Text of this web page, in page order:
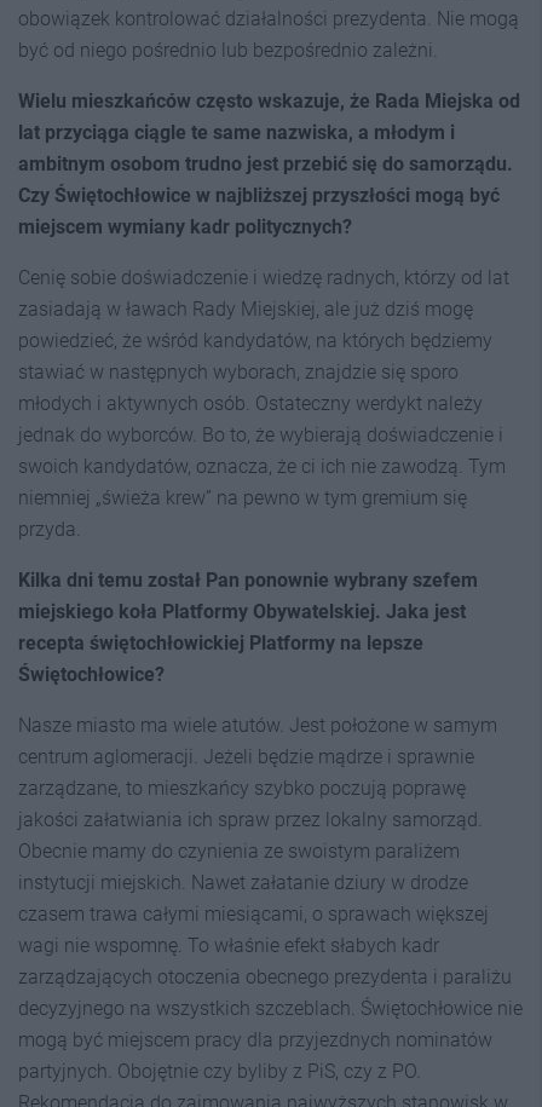
obowiązek kontrolować działalności prezydenta. Nie mogą
być od niego pośrednio lub bezpośrednio zależni.
Wielu mieszkańców często wskazuje, że Rada Miejska od
lat przyciąga ciągle te same nazwiska, a młodym i
ambitnym osobom trudno jest przebić się do samorządu.
Czy Świętochłowice w najbliższej przyszłości mogą być
miejscem wymiany kadr politycznych?
Cenię sobie doświadczenie i wiedzę radnych, którzy od lat
zasiadają w ławach Rady Miejskiej, ale już dziś mogę
powiedzieć, że wśród kandydatów, na których będziemy
stawiać w następnych wyborach, znajdzie się sporo
młodych i aktywnych osób. Ostateczny werdykt należy
jednak do wyborców. Bo to, że wybierają doświadczenie i
swoich kandydatów, oznacza, że ci ich nie zawodzą. Tym
niemniej „świeża krew” na pewno w tym gremium się
przyda.
Kilka dni temu został Pan ponownie wybrany szefem
miejskiego koła Platformy Obywatelskiej. Jaka jest
recepta świętochłowickiej Platformy na lepsze
Świętochłowice?
Nasze miasto ma wiele atutów. Jest położone w samym
centrum aglomeracji. Jeżeli będzie mądrze i sprawnie
zarządzane, to mieszkańcy szybko poczują poprawę
jakości załatwiania ich spraw przez lokalny samorząd.
Obecnie mamy do czynienia ze swoistym paraliżem
instytucji miejskich. Nawet załatanie dziury w drodze
czasem trawa całymi miesiącami, o sprawach większej
wagi nie wspomnę. To właśnie efekt słabych kadr
zarządzających otoczenia obecnego prezydenta i paraliżu
decyzyjnego na wszystkich szczeblach. Świętochłowice nie
mogą być miejscem pracy dla przyjezdnych nominatów
partyjnych. Obojętnie czy byliby z PiS, czy z PO.